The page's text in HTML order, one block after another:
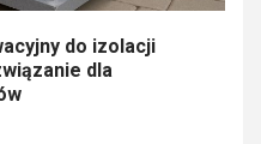
do izolacji
dla